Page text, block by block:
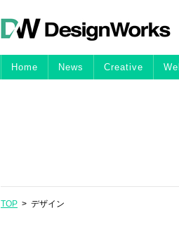
Home News Creative
TOP > デザイン